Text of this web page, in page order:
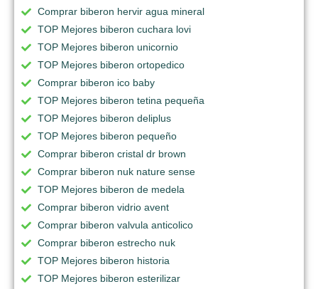
Comprar biberon hervir agua mineral
TOP Mejores biberon cuchara lovi
TOP Mejores biberon unicornio
TOP Mejores biberon ortopedico
Comprar biberon ico baby
TOP Mejores biberon tetina pequeña
TOP Mejores biberon deliplus
TOP Mejores biberon pequeño
Comprar biberon cristal dr brown
Comprar biberon nuk nature sense
TOP Mejores biberon de medela
Comprar biberon vidrio avent
Comprar biberon valvula anticolico
Comprar biberon estrecho nuk
TOP Mejores biberon historia
TOP Mejores biberon esterilizar